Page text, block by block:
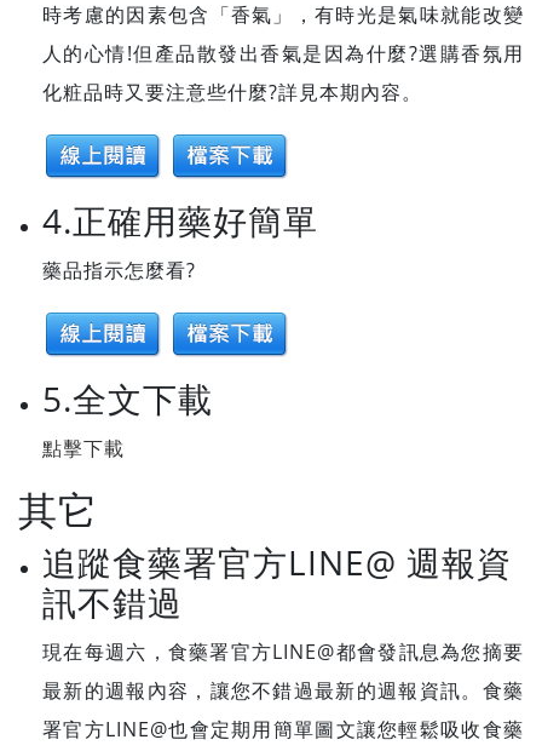
時考慮的因素包含「香氣」，有時光是氣味就能改變
人的心情!但產品散發出香氣是因為什麼?選購香氛用
化粧品時又要注意些什麼?詳見本期內容。
4.正確用藥好簡單
藥品指示怎麼看?
5.全文下載
點擊下載
其它
追蹤食藥署官方LINE@ 週報資
訊不錯過
現在每週六，食藥署官方LINE@都會發訊息為您摘要
最新的週報內容，讓您不錯過最新的週報資訊。食藥
署官方LINE@也會定期用簡單圖文讓您輕鬆吸收食藥